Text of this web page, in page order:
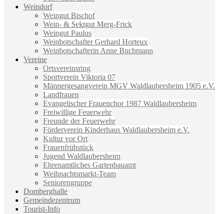
Weindorf
Weingut Bischof
Wein- & Sektgut Merg-Frick
Weingut Paulus
Weinbotschafter Gerhard Horteux
Weinbotschafterin Anne Buchmann
Vereine
Ortsvereinsring
Sportverein Viktoria 07
Männergesangverein MGV Waldlaubersheim 1905 e.V.
Landfrauen
Evangelischer Frauenchor 1987 Waldlaubersheim
Freiwillige Feuerwehr
Freunde der Feuerwehr
Förderverein Kinderhaus Waldlaubersheim e.V.
Kultur vor Ort
Frauenfrühstück
Jugend Waldlaubersheim
Ehrenamtliches Gartenbauamt
Weihnachtsmarkt-Team
Seniorengruppe
Domberghalle
Gemeindezentrum
Tourist-Info